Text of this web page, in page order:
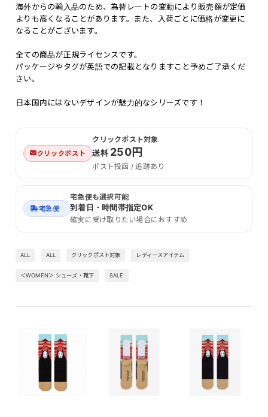
海外からの輸入品のため、為替レートの変動により販売額が定価
よりも高くなることがあります。また、入荷ごとに価格が変更に
なることがございます。
全ての商品が正規ライセンスです。
パッケージやタグが英語での記載となりますこと予めご了承くだ
さい。
日本国内にはないデザインが魅力的なシリーズです！
クリックポスト
クリックポスト対象
送料250円
ポスト投函 / 追跡あり
宅急便
宅急便も選択可能
到着日・時間帯指定OK
確実に受け取りたい場合におすすめ
ALL ALL クリックポスト対象 レディースアイテム
＜WOMEN＞ シューズ・靴下 SALE